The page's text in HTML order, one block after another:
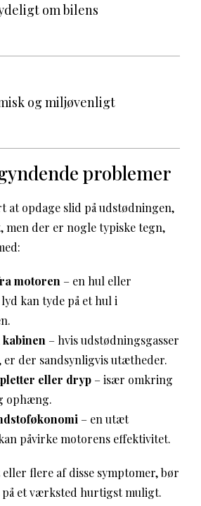
om bilens
og miljøvenligt
problemer
at opdage slid på udstødningen,
men der er nogle typiske tegn,
motoren – en hul eller
kan tyde på et hul i
– hvis udstødningsgasser
der sandsynligvis utætheder.
eller dryp – især omkring
ophæng.
– en utæt
påvirke motorens effektivitet.
flere af disse symptomer, bør
et værksted hurtigst muligt.